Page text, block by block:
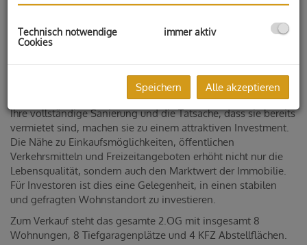
Dieses kernsanierte Geschoß (Sanierung 2020) eines 11
stöckigen Wohn- und Geschäftshauses zeichnet sich durch die
tolle, zentrale Lage, die gute Verkehrsanbindung,
sowie der modernen Ausstattung aus.
hervorragende Kombination aus zentraler Lage und
modernen Wohnkomfort.
Ihre vollständige Sanierung und die Tatsache, dass sie bereits
vermietet sind, machen sie zu einem attraktiven Investment.
Die Nähe zu Einkaufsmöglichkeiten, öffentlichen
Verkehrsmitteln und Freizeitangeboten erhöht nicht nur die
Lebensqualität, sondern auch den Marktwert der Immobilie.
Für Investoren ist dies eine Gelegenheit, in einen stabilen
und gefragten Wohnstandort zu investieren.
Zum Verkauf steht das gesamte 2.OG mit insgesamt 8
Wohnungen, 8 Tiefgaragenplätze und 4 KFZ Abstellflächen.
Technisch notwendige
Cookies
immer aktiv
Speichern Alle akzeptieren